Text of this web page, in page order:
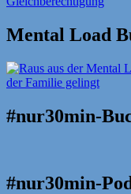
Mental Load
#nur30min-
#nur30min-